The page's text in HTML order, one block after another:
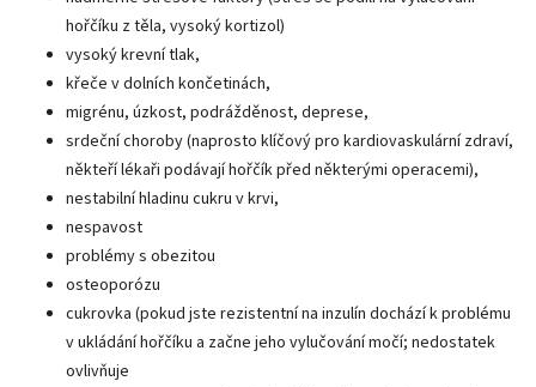
hořčíku z těla, vysoký kortizol)
vysoký krevní tlak,
křeče v dolních končetinách,
migrénu, úzkost, podrážděnost, deprese,
srdeční choroby (naprosto klíčový pro kardiovaskulární zdraví,
někteří lékaři podávají hořčík před některými operacemi),
nestabilní hladinu cukru v krvi,
nespavost
problémy s obezitou
osteoporózu
cukrovka (pokud jste rezistentní na inzulín dochází k problému
v ukládání hořčíku a začne jeho vylučování močí; nedostatek
ovlivňuje